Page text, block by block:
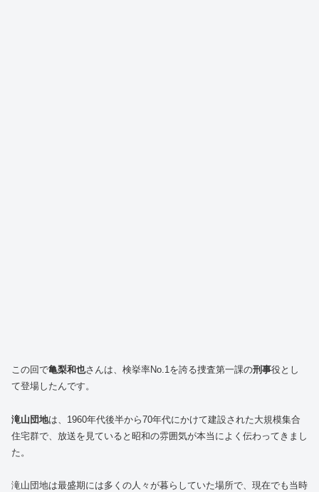
この回で亀梨和也さんは、検挙率No.1を誇る捜査第一課の刑事役とし
て登場したんです。
滝山団地は、1960年代後半から70年代にかけて建設された大規模集合
住宅群で、放送を見ていると昭和の雰囲気が本当によく伝わってきまし
た。
滝山団地は最盛期には多くの人々が暮らしていた場所で、現在でも当時